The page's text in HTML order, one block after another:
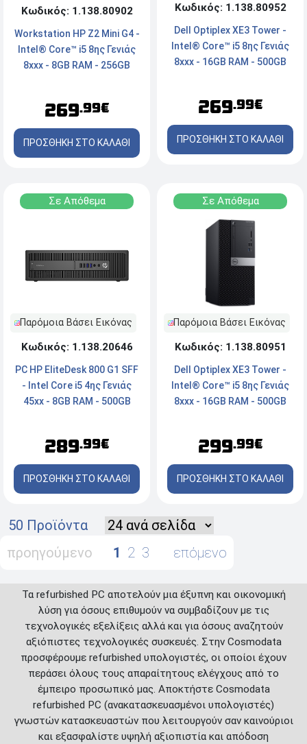
Κωδικός: 1.138.80902
Workstation HP Z2 Mini G4 -
Intel® Core™ i5 8ης Γενιάς
8xxx - 8GB RAM - 256GB
Pro
269.99€
ΠΡΟΣΘΗΚΗ ΣΤΟ ΚΑΛΑΘΙ
Κωδικός: 1.138.80952
Dell Optiplex ΧΕ3 Tower -
Intel® Core™ i5 8ης Γενιάς
8xxx - 16GB RAM - 500GB
269.99€
ΠΡΟΣΘΗΚΗ ΣΤΟ ΚΑΛΑΘΙ
Σε Απόθεμα
Παρόμοια Βάσει Εικόνας
Κωδικός: 1.138.20646
PC HP EliteDesk 800 G1 SFF
- Intel Core i5 4ης Γενιάς
45xx - 8GB RAM - 500GB
289.99€
ΠΡΟΣΘΗΚΗ ΣΤΟ ΚΑΛΑΘΙ
Σε Απόθεμα
Παρόμοια Βάσει Εικόνας
Κωδικός: 1.138.80951
Dell Optiplex ΧΕ3 Tower -
Intel® Core™ i5 8ης Γενιάς
8xxx - 16GB RAM - 500GB
Pro
299.99€
ΠΡΟΣΘΗΚΗ ΣΤΟ ΚΑΛΑΘΙ
50 Προϊόντα
προηγούμενο
1 2 3 επόμενο
Τα refurbished PC αποτελούν μια έξυπνη και οικονομική
λύση για όσους επιθυμούν να συμβαδίζουν με τις
τεχνολογικές εξελίξεις αλλά και για όσους αναζητούν
αξιόπιστες τεχνολογικές συσκευές. Στην Cosmodata
προσφέρουμε refurbished υπολογιστές, οι οποίοι έχουν
περάσει όλους τους απαραίτητους ελέγχους από το
έμπειρο προσωπικό μας. Αποκτήστε Cosmodata
refurbished PC (ανακατασκευασμένοι υπολογιστές)
γνωστών κατασκευαστών που λειτουργούν σαν καινούριοι
και εξασφαλίστε υψηλή αξιοπιστία και απόδοση